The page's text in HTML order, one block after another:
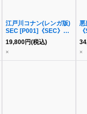
江戸川コナン(レンガ版)
SEC [P001]《SEC》
{P001}
19,800円(税込)
×
悪
×